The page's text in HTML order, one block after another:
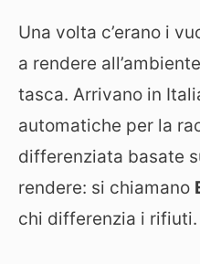
Una volta c’erano i
a rendere
tasca. Arrivano in
automatiche per la
differenziata basate
rendere: si chiamano
chi differenzia i rifiuti.